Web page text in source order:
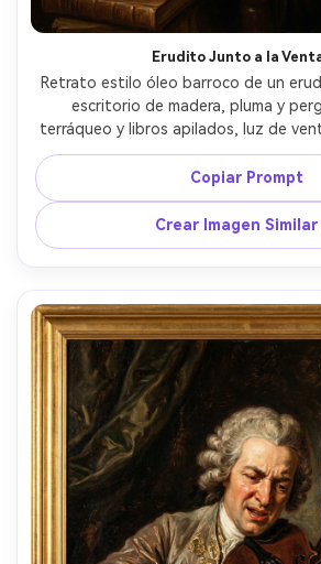
Erudito Junto a la
Retrato estilo óleo barroco de un
escritorio de madera, pluma y
terráqueo y libros apilados, luz de
triángulo brillante sobre rostro y
envolventes tragándose la
contemplativa, paleta de oro y
veladura, textura de óleo sobre
cinematográfico, lente 85mm, poca
campo --ar 4:5
Copiar Prompt
Crear Imagen